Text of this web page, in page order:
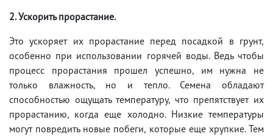
2. Ускорить прорастание.
Это ускоряет их прорастание перед посадкой в ​​грунт,
особенно при использовании горячей воды. Ведь чтобы
процесс прорастания прошел успешно, им нужна не
только влажность, но и тепло. Семена обладают
способностью ощущать температуру, что препятствует их
прорастанию, когда еще холодно. Низкие температуры
могут повредить новые побеги, которые еще хрупкие. Тем